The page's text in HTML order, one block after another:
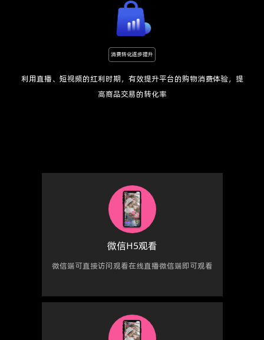
消费转化逐步提升
利用直播、短视频的红利时期，有效提升平台的购物消费体验，提
高商品交易的转化率
微信H5观看
微信端可直接访问观看在线直播微信端即可观看